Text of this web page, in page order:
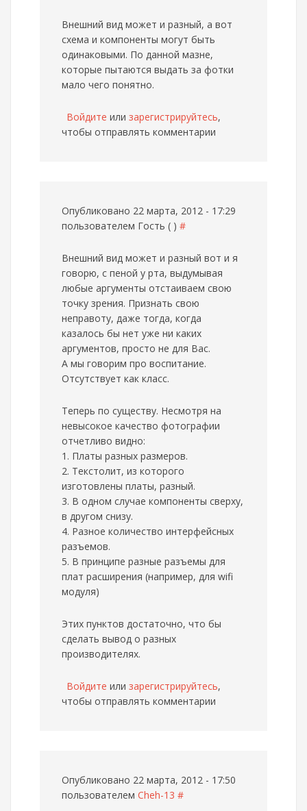
Внешний вид может и разный, а вот
схема и компоненты могут быть
одинаковыми. По данной мазне,
которые пытаются выдать за фотки
мало чего понятно.
Войдите или зарегистрируйтесь,
чтобы отправлять комментарии
Опубликовано 22 марта, 2012 - 17:29
пользователем Гость ( ) #
Внешний вид может и разный вот и я
говорю, с пеной у рта, выдумывая
любые аргументы отстаиваем свою
точку зрения. Признать свою
неправоту, даже тогда, когда
казалось бы нет уже ни каких
аргументов, просто не для Вас.
А мы говорим про воспитание.
Отсутствует как класс.
Теперь по существу. Несмотря на
невысокое качество фотографии
отчетливо видно:
1. Платы разных размеров.
2. Текстолит, из которого
изготовлены платы, разный.
3. В одном случае компоненты сверху,
в другом снизу.
4. Разное количество интерфейсных
разъемов.
5. В принципе разные разъемы для
плат расширения (например, для wifi
модуля)
Этих пунктов достаточно, что бы
сделать вывод о разных
производителях.
Войдите или зарегистрируйтесь,
чтобы отправлять комментарии
Опубликовано 22 марта, 2012 - 17:50
пользователем Cheh-13 #